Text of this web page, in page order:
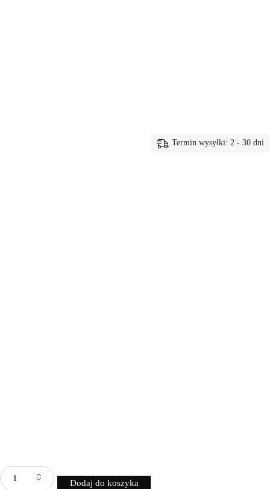
Dodaj do koszyka
Termin wysyłki: 2 - 30 dni